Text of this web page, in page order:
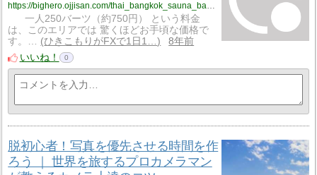
https://bighero.ojjisan.com/thai_bangkok_sauna_babylon/
一人250バーツ（約750円） という料金
は、このエリアでは 驚くほどお手頃な価格で
す。…
ひきこもりがFXで1日1…
8年前
いいね！
0
脱初心者！写真を優先させる時間を作
ろう ｜ 世界を旅するプロカメラマン